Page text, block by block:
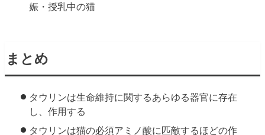
娠・授乳中の猫
まとめ
タウリンは生命維持に関するあらゆる器官に存在
し、作用する
タウリンは猫の必須アミノ酸に匹敵するほどの作